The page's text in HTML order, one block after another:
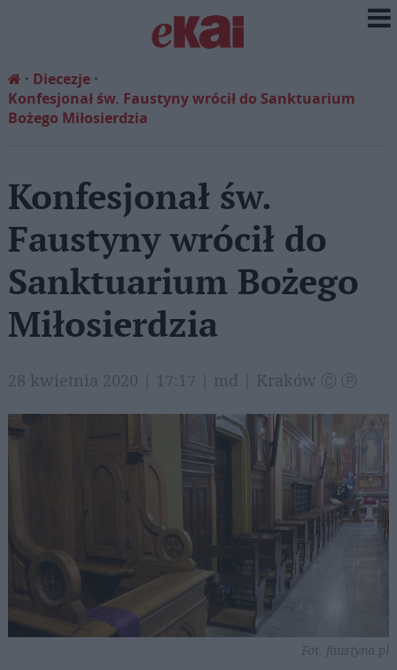
Diecezje
Konfesjonał św. Faustyny wrócił do Sanktuarium
Bożego Miłosierdzia
Konfesjonał św.
Faustyny wrócił do
Sanktuarium Bożego
Miłosierdzia
28 kwietnia 2020 | 17:17 | md | Kraków Ⓒ Ⓟ
Fot. faustyna.pl